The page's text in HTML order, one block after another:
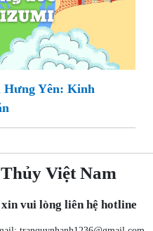
Yên: Kinh
Việt Nam
vui lòng liên hệ hotline